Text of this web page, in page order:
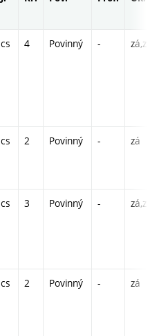
cs 4 Povinný - zá,zk
cs 2 Povinný - zá
cs 3 Povinný - zá,zk
cs 2 Povinný - zá